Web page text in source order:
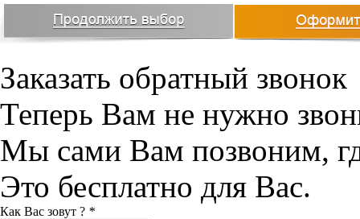
Заказать обратный звонок
Теперь Вам не нужно
Мы сами Вам позвоним,
Это бесплатно для Вас.
Как Вас зовут ? *